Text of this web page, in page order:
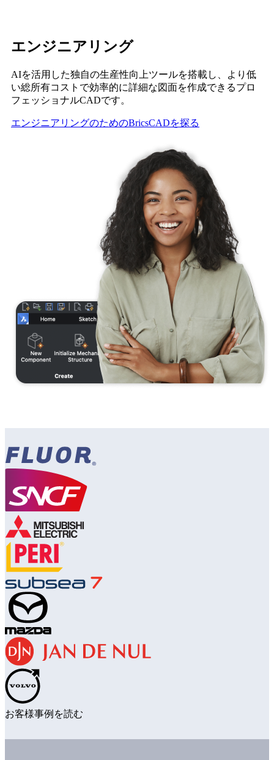
エンジニアリング
AIを活用した独自の生産性向上ツールを搭載し、より低
い総所有コストで効率的に詳細な図面を作成できるプロ
フェッショナルCADです。
エンジニアリングのためのBricsCADを探る
お客様事例を読む